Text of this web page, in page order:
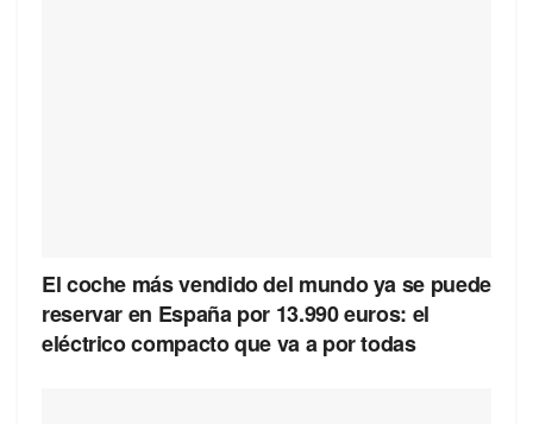
El coche más vendido del mundo ya se puede
reservar en España por 13.990 euros: el
eléctrico compacto que va a por todas